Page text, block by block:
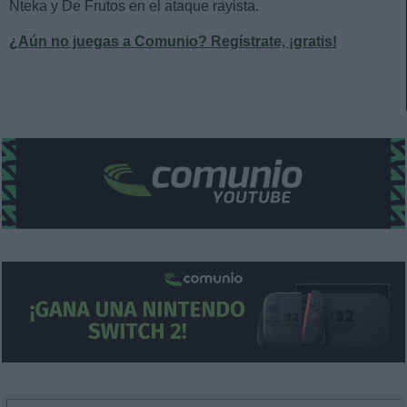
Nteka y De Frutos en el ataque rayista.
¿Aún no juegas a Comunio? Regístrate, ¡gratis!